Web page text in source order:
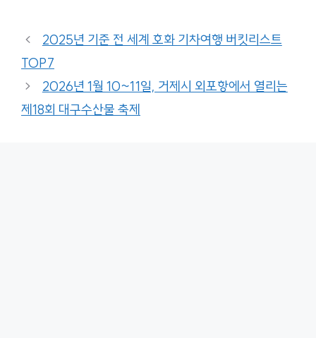
2025년 기준 전 세계 호화 기차여행 버킷리스트
TOP7
2026년 1월 10~11일, 거제시 외포항에서 열리는
제18회 대구수산물 축제